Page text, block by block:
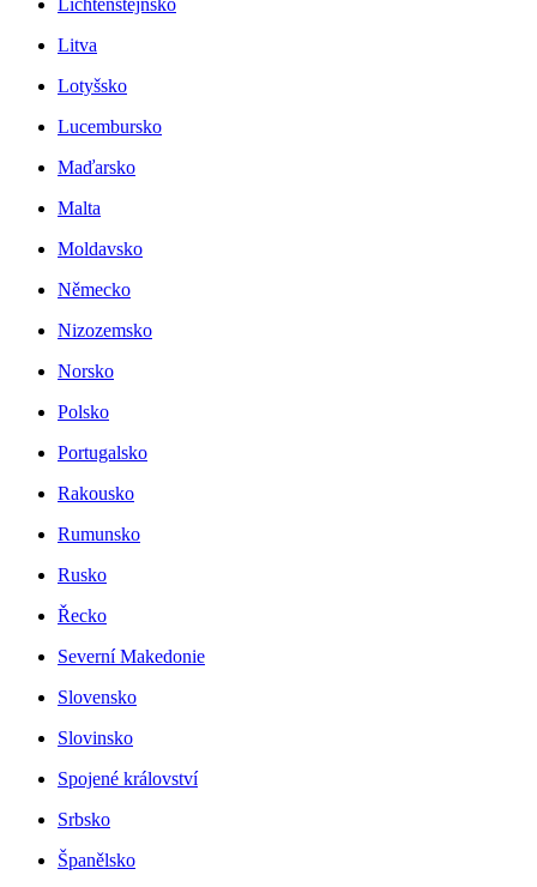
Litva
Lotyšsko
Lucembursko
Maďarsko
Malta
Moldavsko
Německo
Nizozemsko
Norsko
Polsko
Portugalsko
Rakousko
Rumunsko
Rusko
Řecko
Severní Makedonie
Slovensko
Slovinsko
Spojené království
Srbsko
Španělsko